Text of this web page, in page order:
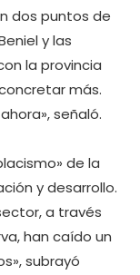
dos puntos de
y las
la provincia
más.
señaló.
de la
y desarrollo.
a través
han caído un
subrayó